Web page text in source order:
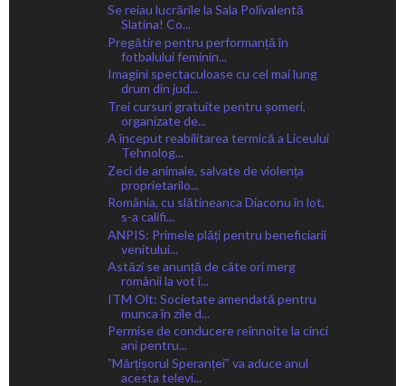
Se reiau lucrările la Sala Polivalentă
Slatina! Co...
Pregătire pentru performanță în
fotbalului feminin...
Imagini spectaculoase cu cel mai lung
drum din jud...
Trei cursuri gratuite pentru șomeri,
organizate de...
A început reabilitarea termică a Liceului
Tehnolog...
Zeci de animale, salvate de violența
proprietarilo...
România, cu slătineanca Diaconu în lot,
s-a califi...
ANPIS: Primele plăți pentru beneficiarii
venitului...
Astăzi se anunță de câte ori merg
românii la vot î...
ITM Olt: Societate amendată pentru
munca în zile d...
Permise de conducere reînnoite la cinci
ani pentru...
ˮMărțișorul Speranțeiˮ va aduce anul
acesta televi...